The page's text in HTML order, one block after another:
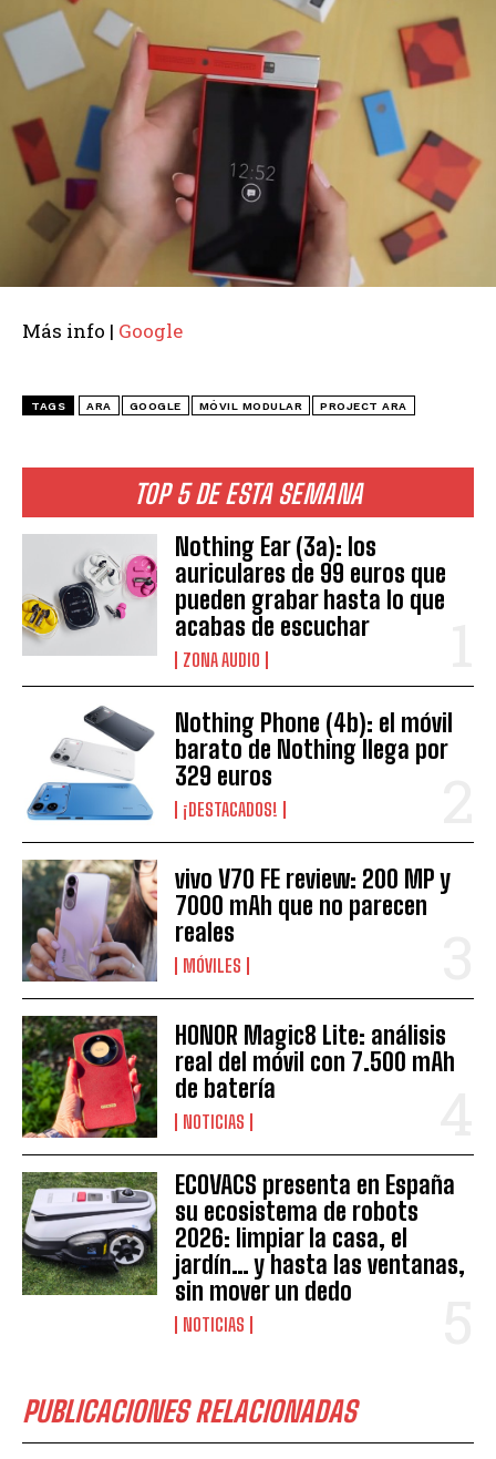
TOP 5 DE ESTA SEMANA
Nothing Ear (3a): los
auriculares de 99 euros que
pueden grabar hasta lo que
acabas de escuchar
ZONA AUDIO
Nothing Phone (4b): el móvil
barato de Nothing llega por
329 euros
¡DESTACADOS!
vivo V70 FE review: 200 MP y
7000 mAh que no parecen
reales
MÓVILES
HONOR Magic8 Lite: análisis
real del móvil con 7.500 mAh
de batería
NOTICIAS
ECOVACS presenta en España
su ecosistema de robots
2026: limpiar la casa, el
jardín… y hasta las ventanas,
sin mover un dedo
NOTICIAS
PUBLICACIONES RELACIONADAS
Más info | Google
TAGS ARA GOOGLE MÓVIL MODULAR PROJECT ARA